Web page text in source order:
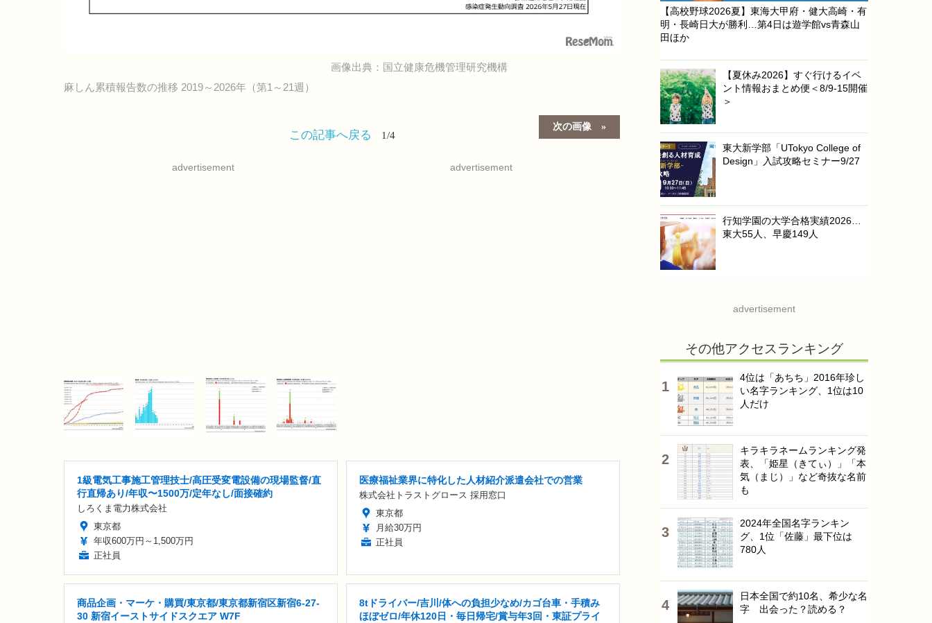
画像出典：国立健康危機管理研究機構
麻しん累積報告数の推移 2019～2026年（第1～21週）
次の画像
この記事へ戻る 1/4
advertisement advertisement
1級電気工事施工管理技士/高圧受変電設備の現場監督/直
行直帰あり/年収〜1500万/定年なし/面接確約
しろくま電力株式会社
東京都
年収600万円～1,500万円
正社員
医療福祉業界に特化した人材紹介派遣会社での営業
株式会社トラストグロース 採用窓口
東京都
月給30万円
正社員
商品企画・マーケ・購買/東京都/東京都新宿区新宿6-27-
30 新宿イーストサイドスクエア W7F
8tドライバー/吉川/体への負担少なめ/カゴ台車・手積み
ほぼゼロ/年休120日・毎日帰宅/賞与年3回・東証プライ
【高校野球2026夏】東海大甲府・健大高崎・有
明・長崎日大が勝利…第4日は遊学館vs青森山
田ほか
【夏休み2026】すぐ行けるイベ
ント情報おまとめ便＜8/9-15開催
＞
東大新学部「UTokyo College of
Design」入試攻略セミナー9/27
行知学園の大学合格実績2026…
東大55人、早慶149人
advertisement
その他アクセスランキング
4位は「あちち」2016年珍し
い名字ランキング、1位は10
人だけ
キラキラネームランキング発
表、「姫星（きてぃ）」「本
気（まじ）」など奇抜な名前
も
2024年全国名字ランキン
グ、1位「佐藤」最下位は
780人
日本全国で約10名、希少な名
字 出会った？読める？